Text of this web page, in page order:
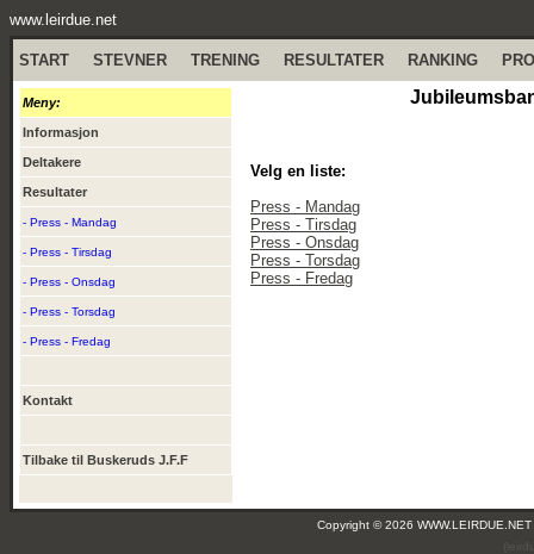
www.leirdue.net
START STEVNER TRENING RESULTATER RANKING
Meny:
Informasjon
Deltakere
Resultater
- Press - Mandag
- Press - Tirsdag
- Press - Onsdag
- Press - Torsdag
- Press - Fredag
Kontakt
Tilbake til Buskeruds J.F.F
Velg en liste:
Press - Mandag
Press - Tirsdag
Press - Onsdag
Press - Torsdag
Press - Fredag
Copyright © 2026